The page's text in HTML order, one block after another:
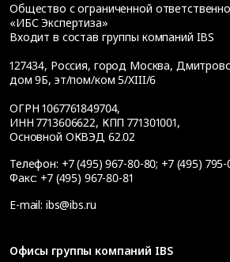
Общество с ограниченной
«ИБС Экспертиза»
Входит в состав группы компаний IBS
127434, Россия, город Москва,
дом 9Б, эт/пом/ком 5/XIII/6
ОГРН 1067761849704,
ИНН 7713606622, КПП 771301001,
Основной ОКВЭД 62.02
Телефон: +7 (495) 967-80-80; +7 (495) 795-
Факс: +7 (495) 967-80-81
E-mail: ibs@ibs.ru
Офисы группы компаний IBS